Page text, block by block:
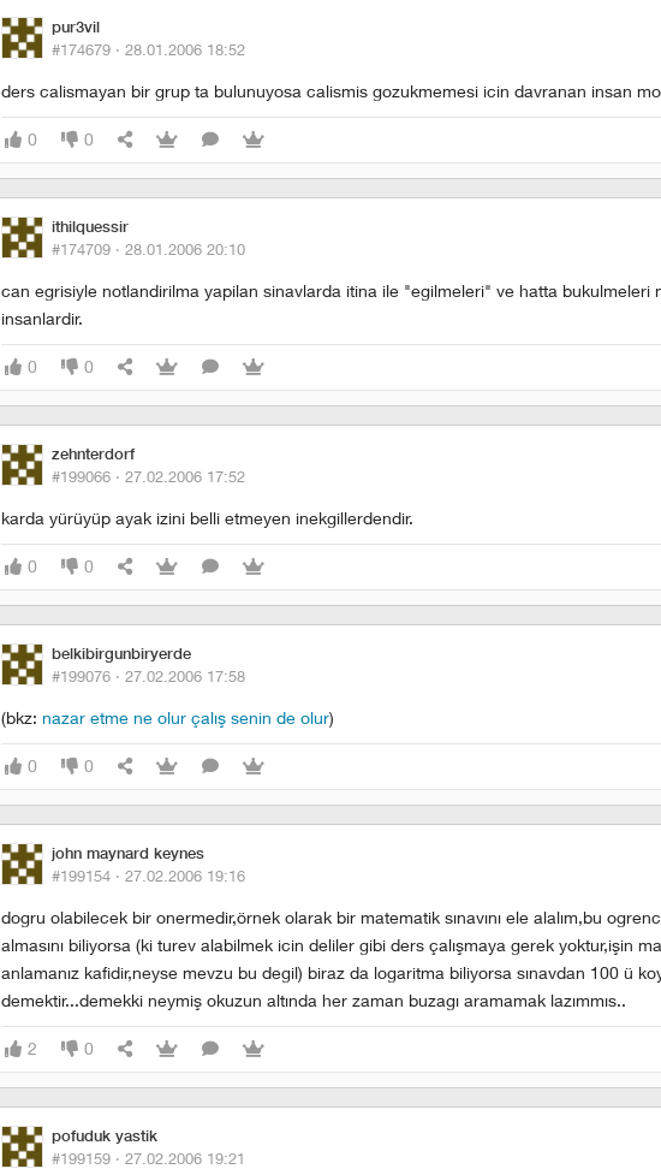
pur3vil
#174679 · 28.01.2006 18:52
ders calismayan bir grup ta bulunuyosa calismis gozukmemesi icin davranan insan
0 0
ithilquessir
#174709 · 28.01.2006 20:10
can egrisiyle notlandirilma yapilan sinavlarda itina ile "egilmeleri" ve hatta bukulmeleri
insanlardir.
0 0
zehnterdorf
#199066 · 27.02.2006 17:52
karda yürüyüp ayak izini belli etmeyen inekgillerdendir.
0 0
belkibirgunbiryerde
#199076 · 27.02.2006 17:58
(bkz: nazar etme ne olur çalış senin de olur)
0 0
john maynard keynes
#199154 · 27.02.2006 19:16
dogru olabilecek bir onermedir,örnek olarak bir matematik sınavını ele alalım,bu
almasını biliyorsa (ki turev alabilmek icin deliler gibi ders çalışmaya gerek yoktur,işin
anlamanız kafidir,neyse mevzu bu degil) biraz da logaritma biliyorsa sınavdan 100 ü
demektir...demekki neymiş okuzun altında her zaman buzagı aramamak lazımmıs..
2 0
pofuduk yastik
#199159 · 27.02.2006 19:21